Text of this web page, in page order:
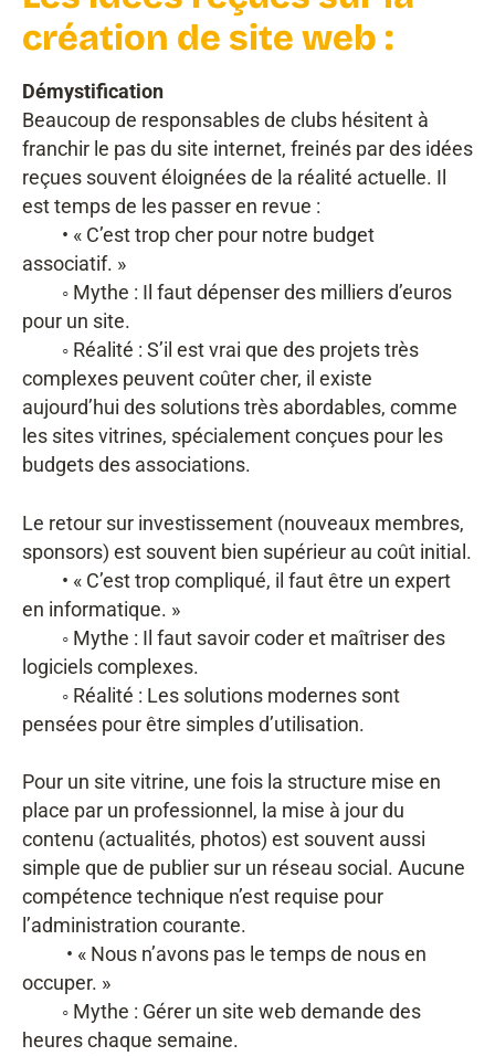
création de site web :
Démystification
Beaucoup de responsables de clubs hésitent à
franchir le pas du site internet, freinés par des idées
reçues souvent éloignées de la réalité actuelle. Il
est temps de les passer en revue :
• « C’est trop cher pour notre budget
associatif. »
◦ Mythe : Il faut dépenser des milliers d’euros
pour un site.
◦ Réalité : S’il est vrai que des projets très
complexes peuvent coûter cher, il existe
aujourd’hui des solutions très abordables, comme
les sites vitrines, spécialement conçues pour les
budgets des associations.
Le retour sur investissement (nouveaux membres,
sponsors) est souvent bien supérieur au coût initial.
• « C’est trop compliqué, il faut être un expert
en informatique. »
◦ Mythe : Il faut savoir coder et maîtriser des
logiciels complexes.
◦ Réalité : Les solutions modernes sont
pensées pour être simples d’utilisation.
Pour un site vitrine, une fois la structure mise en
place par un professionnel, la mise à jour du
contenu (actualités, photos) est souvent aussi
simple que de publier sur un réseau social. Aucune
compétence technique n’est requise pour
l’administration courante.
• « Nous n’avons pas le temps de nous en
occuper. »
◦ Mythe : Gérer un site web demande des
heures chaque semaine.